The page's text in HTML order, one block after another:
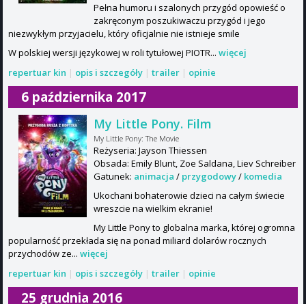
Pełna humoru i szalonych przygód opowieść o
zakręconym poszukiwaczu przygód i jego
niezwykłym przyjacielu, który oficjalnie nie istnieje smile
W polskiej wersji językowej w roli tytułowej PIOTR... więcej
repertuar kin | opis i szczegóły | trailer | opinie
6 października 2017
My Little Pony. Film
My Little Pony: The Movie
Reżyseria: Jayson Thiessen
Obsada: Emily Blunt, Zoe Saldana, Liev Schreiber
Gatunek: animacja / przygodowy/ komedia
Ukochani bohaterowie dzieci na całym świecie
wreszcie na wielkim ekranie!
My Little Pony to globalna marka, której ogromna
popularność przekłada się na ponad miliard dolarów rocznych
przychodów ze... więcej
repertuar kin | opis i szczegóły | trailer | opinie
25 grudnia 2016